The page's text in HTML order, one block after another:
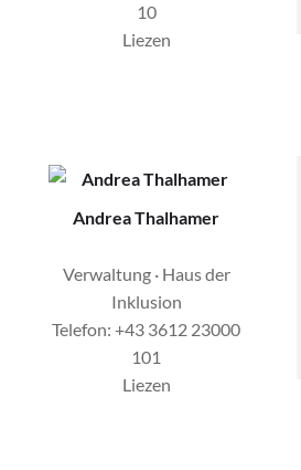
10
Liezen
Andrea Thalhamer
Verwaltung · Haus der
Inklusion
Telefon: +43 3612 23000
101
Liezen